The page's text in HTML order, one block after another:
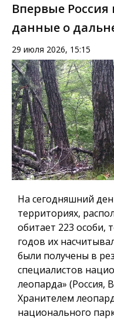
Впервые
данные о
29 июля 2026, 15:15
На сегодняшний
территориях,
обитает 223 особи,
годов их
были получены в
специалистов
леопарда» (Россия,
Хранителем
национального